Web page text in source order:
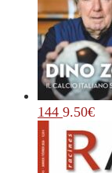
144 9.50€